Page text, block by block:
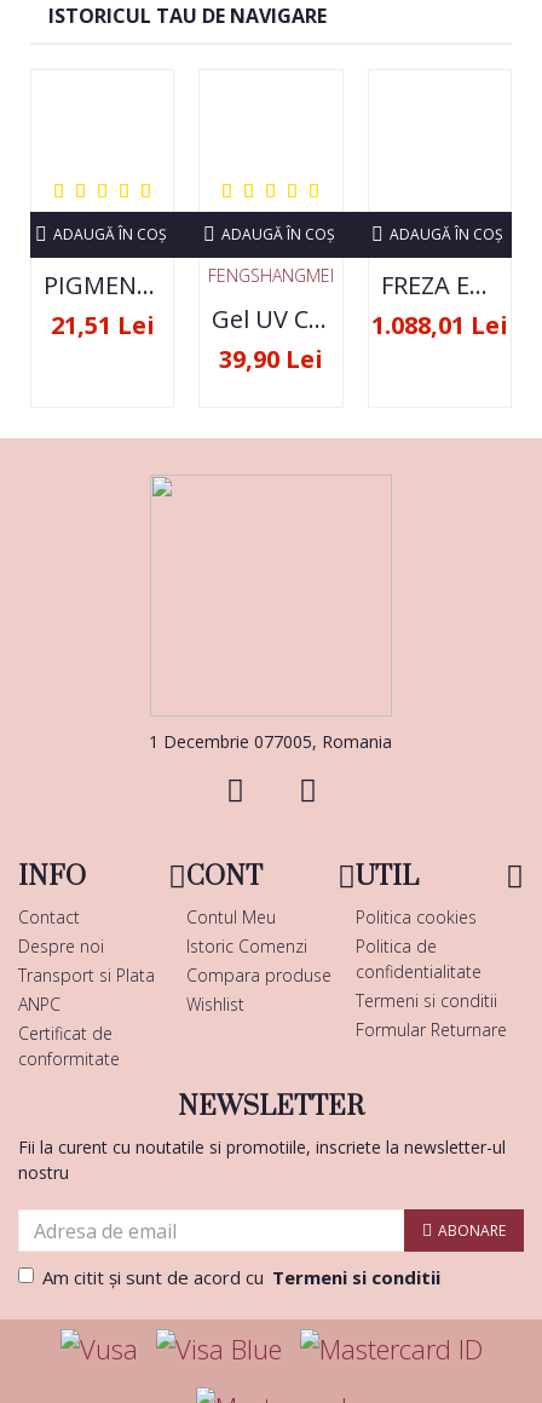
ISTORICUL TAU DE NAVIGARE
PIGMENT NEON SET 12 CULORI
21,51 Lei
ADAUGĂ ÎN COŞ
FENGSHANGMEI
Gel UV Constructie FSM 50ML - 07
39,90 Lei
ADAUGĂ ÎN COŞ
FREZA ELECTRICA STRONG 210 35000 RPM- ORIGINALA
1.088,01 Lei
ADAUGĂ ÎN COŞ
1 Decembrie 077005, Romania
INFO
Contact
Despre noi
Transport si Plata
ANPC
Certificat de
conformitate
CONT
Contul Meu
Istoric Comenzi
Compara produse
Wishlist
UTIL
Politica cookies
Politica de
confidentialitate
Termeni si conditii
Formular Returnare
NEWSLETTER
Fii la curent cu noutatile si promotiile, inscriete la newsletter-ul
nostru
ABONARE
Am citit şi sunt de acord cu Termeni si conditii